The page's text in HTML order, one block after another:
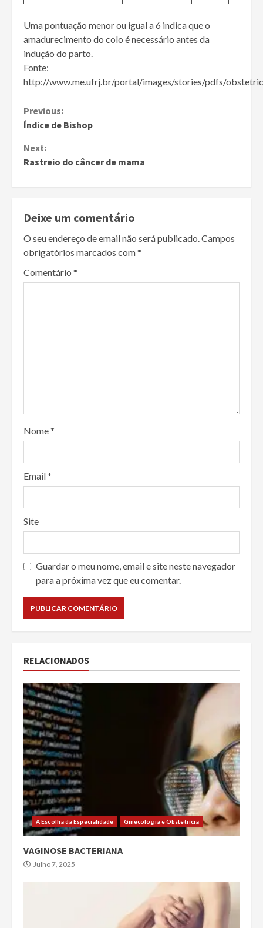
Uma pontuação menor ou igual a 6 indica que o
amadurecimento do colo é necessário antes da
indução do parto.
Fonte:
http://www.me.ufrj.br/portal/images/stories/pdfs/
Continue
Previous:
Índice de Bishop
Next:
Rastreio do câncer de mama
Deixe um comentário
O seu endereço de email não será publicado.Campos
obrigatórios marcados com*
Comentário *
Nome*
Email*
Site
Guardar o meu nome, email e site neste navegador
para a próxima vez que eu comentar.
RELACIONADOS
A Escolha da Especialidade Ginecologia e Obstetrícia
VAGINOSE BACTERIANA
Julho 7, 2025